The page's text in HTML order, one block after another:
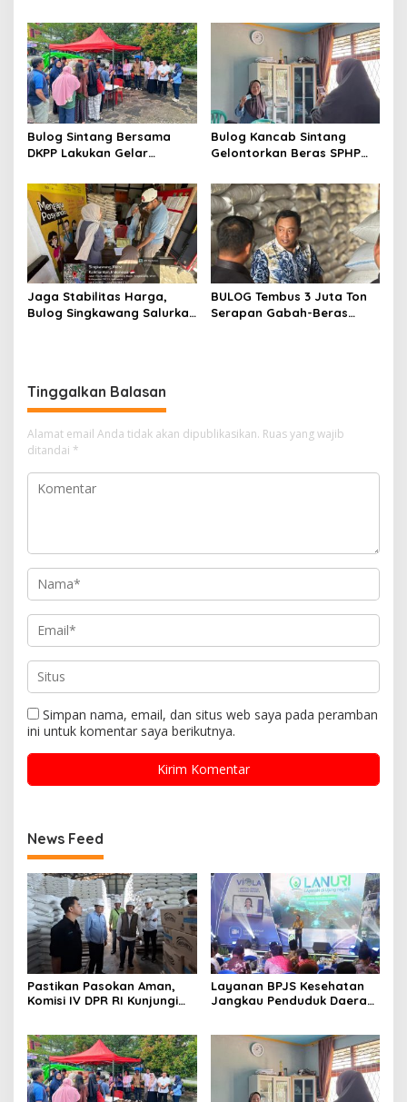
Bulog Sintang Bersama
DKPP Lakukan Gelar
Bulog Kancab Sintang
Gelontorkan Beras SPHP
Bantuan Pangan Jaga
Stabilitas Harga Beras
Jaga Stabilitas Harga,
Bulog Singkawang Salurkan
BULOG Tembus 3 Juta Ton
Serapan Gabah-Beras
Tinggalkan Balasan
Alamat email Anda tidak akan dipublikasikan. Ruas yang wajib
ditandai *
Simpan nama, email, dan situs web saya pada peramban
ini untuk komentar saya berikutnya.
News Feed
Pastikan Pasokan Aman,
Komisi IV DPR RI Kunjungi
Layanan BPJS Kesehatan
Jangkau Penduduk Daerah